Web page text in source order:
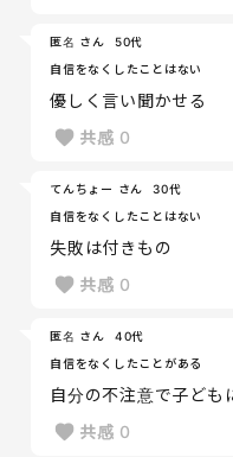
匿名 さん
50代
自信をなくしたことはない
優しく言い聞かせる
共感 0
てんちょー さん
30代
自信をなくしたことはない
失敗は付きもの
共感 0
匿名 さん
40代
自信をなくしたことがある
自分の不注意で子ども
共感 0